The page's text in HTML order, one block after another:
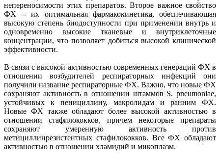
непереносимости этих препаратов. Второе важное свойство
ФХ -- их оптимальная фармакокинетика, обеспечивающая
высокую степень биодоступности при применении внутрь и
одновременно высокие тканевые и внутриклеточные
концентрации, что позволяет добиться высокой клинической
эффективности.
В связи с высокой активностью современных генераций ФХ в
отношении возбудителей респираторных инфекций они
получили название респираторные ФХ. Важно, что новые ФХ
сохраняют активность в отношении штаммов S. pneumoniae,
устойчивых к пенициллину, макролидам и ранним ФХ.
Новые ФХ также обладают более высокой активностью в
отношении стафилококков, причем некоторые препараты
сохраняют умеренную активность против
метициллинрезистентных стафилококков. Все ФХ обладают
активностью в отношении хламидий и микоплазм.